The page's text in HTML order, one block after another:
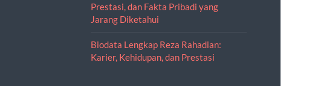
Prestasi, dan Fakta Pribadi yang
Jarang Diketahui
Biodata Lengkap Reza Rahadian:
Karier, Kehidupan, dan Prestasi